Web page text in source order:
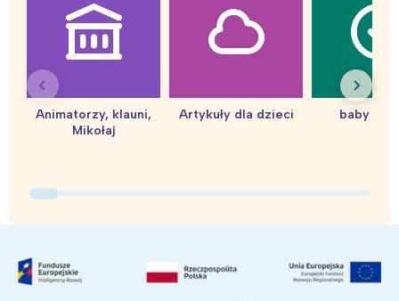
Animatorzy, klauni,
Mikołaj
Artykuły dla dzieci baby